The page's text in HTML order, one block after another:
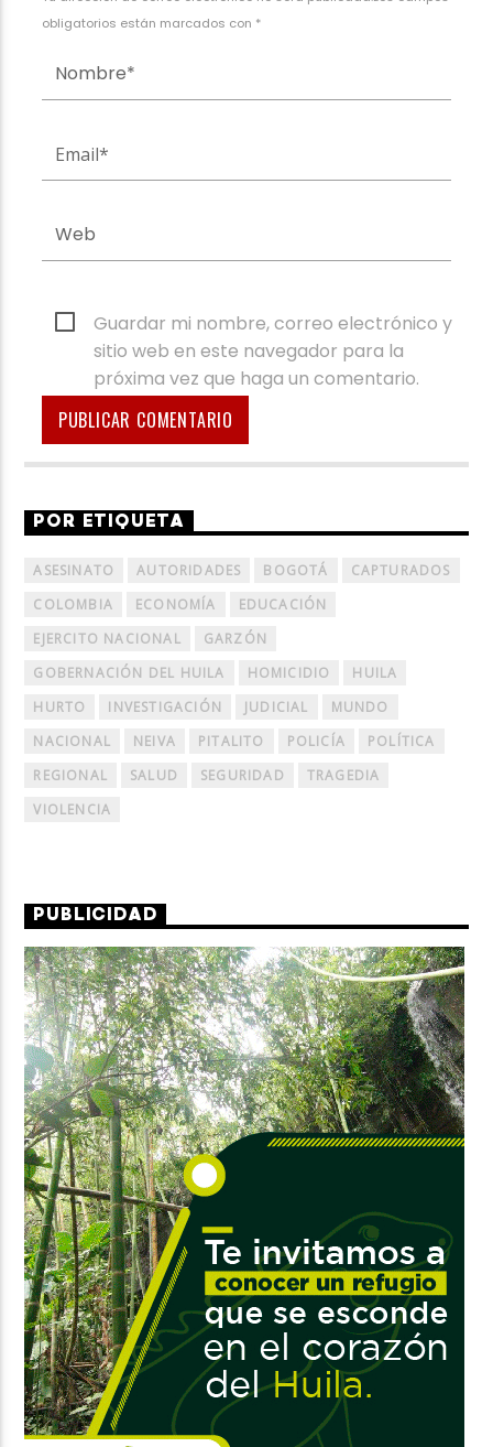
obligatorios están marcados con *
Guardar mi nombre, correo electrónico y
sitio web en este navegador para la
próxima vez que haga un comentario.
POR ETIQUETA
ASESINATO AUTORIDADES BOGOTÁ
CAPTURADOS
COLOMBIA
ECONOMÍA
EDUCACIÓN
EJERCITO NACIONAL
GARZÓN
GOBERNACIÓN DEL HUILA
HOMICIDIO
HUILA
HURTO
INVESTIGACIÓN JUDICIAL
MUNDO
NACIONAL
NEIVA PITALITO POLICÍA
POLÍTICA
REGIONAL
SALUD SEGURIDAD
TRAGEDIA
VIOLENCIA
PUBLICIDAD